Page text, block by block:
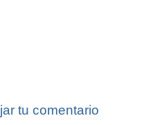
tu comentario